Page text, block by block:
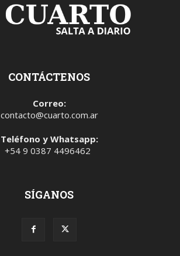
CONTÁCTENOS
Correo:
contacto@cuarto.com.ar
Teléfono y Whatsapp:
+54 9 0387 4496462
SÍGANOS